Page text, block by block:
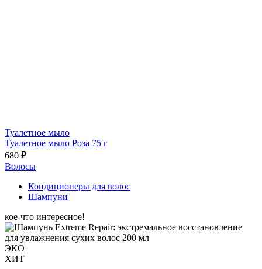
Туалетное мыло
Туалетное мыло Роза 75 г
680 ₽
Волосы
Кондиционеры для волос
Шампуни
кое-что интересное!
ЭКО
ХИТ